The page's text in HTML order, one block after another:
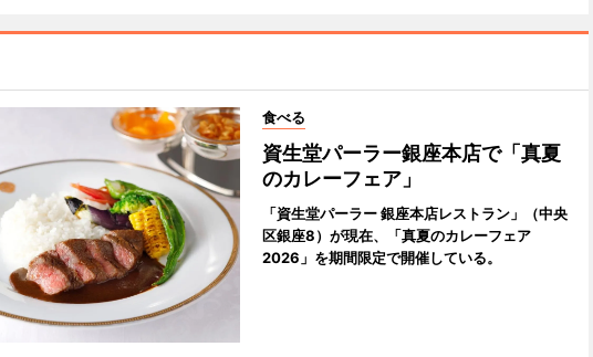
食べる
資生堂パーラー銀座本店で「真夏
のカレーフェア」
「資生堂パーラー 銀座本店レストラン」（中央
区銀座8）が現在、「真夏のカレーフェア
2026」を期間限定で開催している。